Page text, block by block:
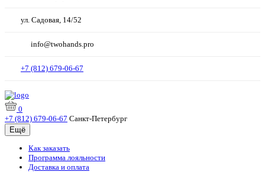
ул. Садовая, 14/52
info@twohands.pro
+7 (812) 679-06-67
0
+7 (812) 679-06-67 Санкт-Петербург
Ещё
Как заказать
Программа лояльности
Доставка и оплата